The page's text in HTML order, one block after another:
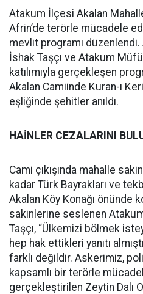
Atakum İlçesi Akalan
Afrin’de terörle mücadele
mevlit programı
İshak Taşçı ve Atakum
katılımıyla gerçekleşen
Akalan Camiinde Kuran-ı
eşliğinde şehitler anıldı.
HAİNLER CEZALARINI
Cami çıkışında mahalle
kadar Türk Bayrakları ve
Akalan Köy Konağı önünde
sakinlerine seslenen
Taşçı, “Ülkemizi bölmek
hep hak ettikleri yanıtı
farklı değildir. Askerimiz,
kapsamlı bir terörle
gerçekleştirilen Zeytin Dalı